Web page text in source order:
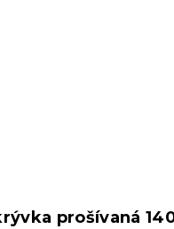
prošívaná